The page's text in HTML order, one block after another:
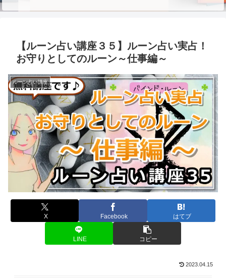
【ルーン占い講座３５】ルーン占い実占！
お守りとしてのルーン～仕事編～
ルーン占い講座
X Facebook はてブ
LINE コピー
2023.04.15